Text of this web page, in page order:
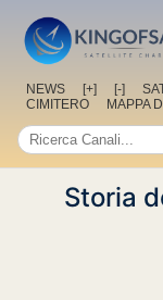
NEWS [+] [-]
CIMITERO
MAPPA
Storia